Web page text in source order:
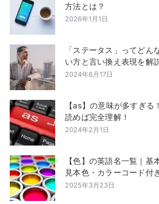
方法とは？
2026年1月1日
「ステータス」ってど
い方と言い換え表現を解
2024年6月17日
【as】の意味が多すぎる
読めば完全理解！
2024年2月1日
【色】の英語名一覧｜基
見本色・カラーコード付き
2025年3月23日